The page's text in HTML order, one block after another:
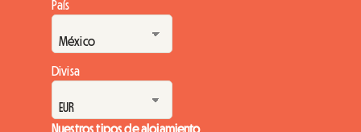
País
Divisa
Nuestros tipos de alojamiento